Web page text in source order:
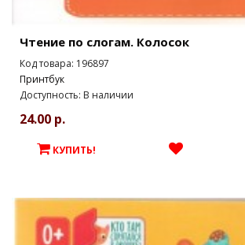
Чтение по слогам. Колосок
Код товара: 196897
Принтбук
Доступность: В наличии
24.00 р.
КУПИТЬ!